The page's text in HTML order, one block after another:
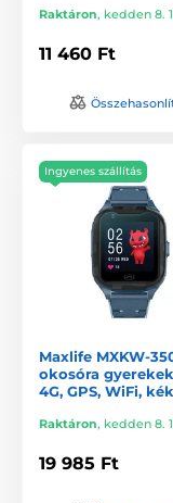
Raktáron, kedden 8.
11 460 Ft
Ingyenes szállítás
Maxlife MXKW-
okosóra
4G, GPS, WiFi, kék
Raktáron, kedden 8.
19 985 Ft